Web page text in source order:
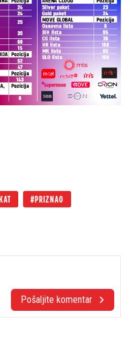
PRIZNAO
Pošaljite komentar